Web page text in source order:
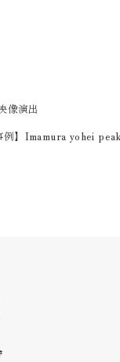
像演出
例】Imamura yohei